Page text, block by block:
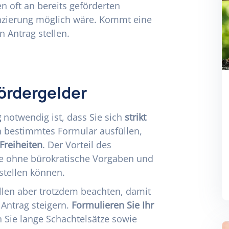
oft an bereits geförderten
möglich wäre. Kommt eine
Antrag stellen.
notwendig ist, dass Sie sich strikt
Formular ausfüllen,
. Der Vorteil des
ohne bürokratische Vorgaben und
können.
aber trotzdem beachten, damit
steigern. Formulieren Sie Ihr
Sie lange Schachtelsätze sowie